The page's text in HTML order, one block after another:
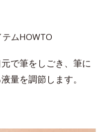
テムHOWTO
で筆をしごき、筆に
量を調節します。